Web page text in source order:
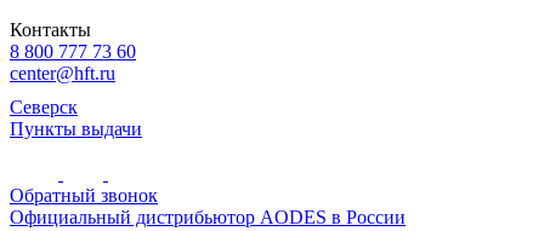
Контакты
8 800 777 73 60
center@hft.ru
Северск
Пункты выдачи
Обратный звонок
Официальный дистрибьютор AODES в России